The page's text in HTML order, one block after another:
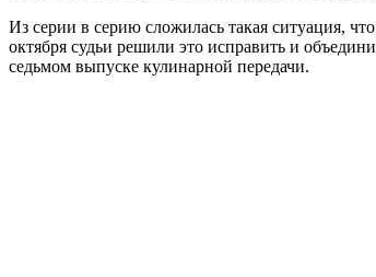
Из серии в серию сложилась такая ситуация,
октября судьи решили это исправить и
седьмом выпуске кулинарной передачи.